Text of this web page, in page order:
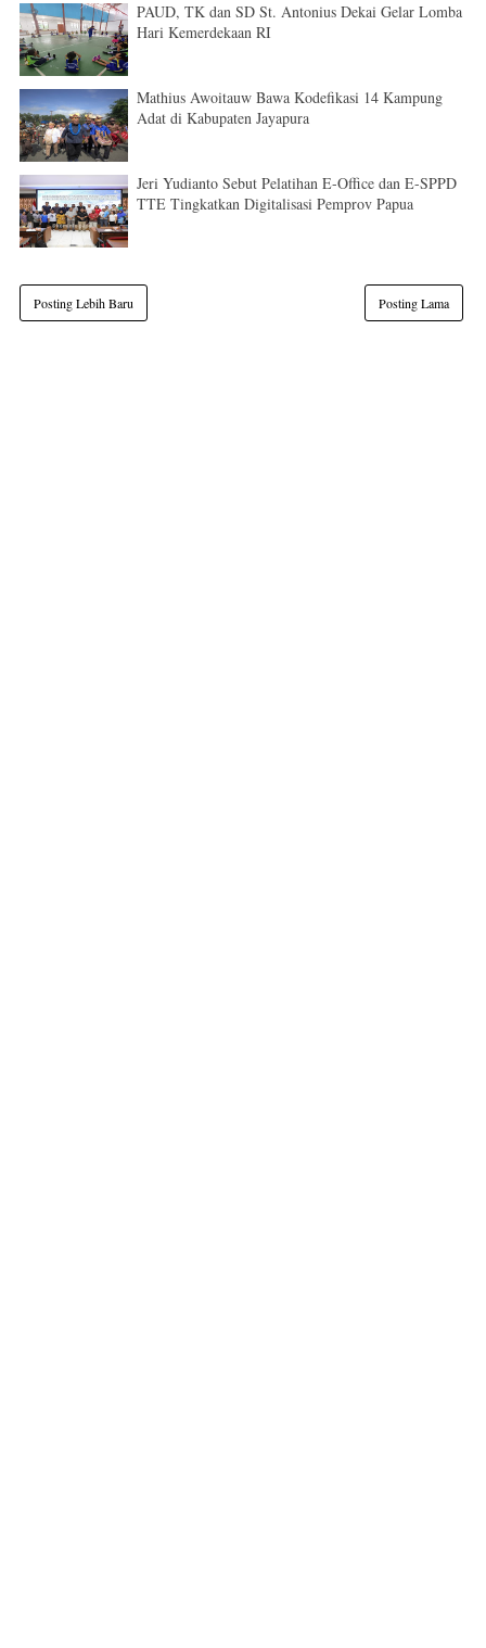
PAUD, TK dan SD St. Antonius Dekai Gelar Lomba
Hari Kemerdekaan RI
Mathius Awoitauw Bawa Kodefikasi 14 Kampung
Adat di Kabupaten Jayapura
Jeri Yudianto Sebut Pelatihan E-Office dan E-SPPD
TTE Tingkatkan Digitalisasi Pemprov Papua
Posting Lebih Baru Posting Lama